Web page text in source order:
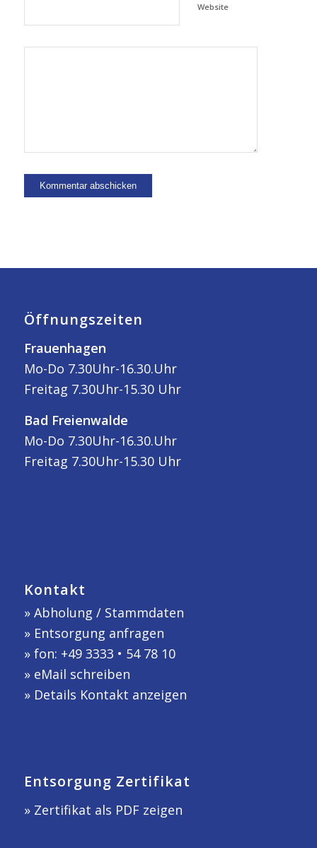
Website
Öffnungszeiten
Frauenhagen
Mo-Do 7.30Uhr-16.30.Uhr
Freitag 7.30Uhr-15.30 Uhr
Bad Freienwalde
Mo-Do 7.30Uhr-16.30.Uhr
Freitag 7.30Uhr-15.30 Uhr
Kontakt
» Abholung / Stammdaten
» Entsorgung anfragen
» fon: +49 3333 • 54 78 10
» eMail schreiben
» Details Kontakt anzeigen
Entsorgung Zertifikat
» Zertifikat als PDF zeigen